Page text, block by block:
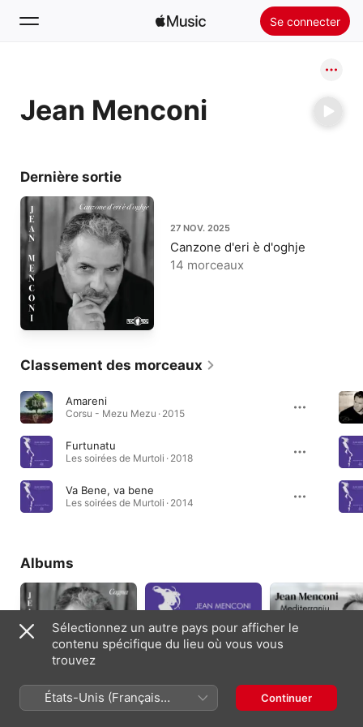
Se connecter
Accueil
Jean Menconi
Dernière sortie
27 NOV. 2025
Canzone d'eri è d'oghje
14 morceaux
Classement des morceaux
Amareni
Corsu - Mezu Mezu · 2015
Furtunatu
Les soirées de Murtoli · 2018
Va Bene, va bene
Les soirées de Murtoli · 2014
Albums
Cagna
Les soirées de
Mediterraniu
Sélectionnez un autre pays pour afficher le
contenu spécifique du lieu où vous vous
trouvez
États-Unis (Français
France)
Continuer